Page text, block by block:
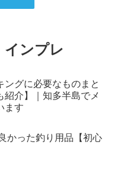
インプレ
ングに必要なものまと
紹介】｜知多半島でメ
ます
かった釣り用品【初心